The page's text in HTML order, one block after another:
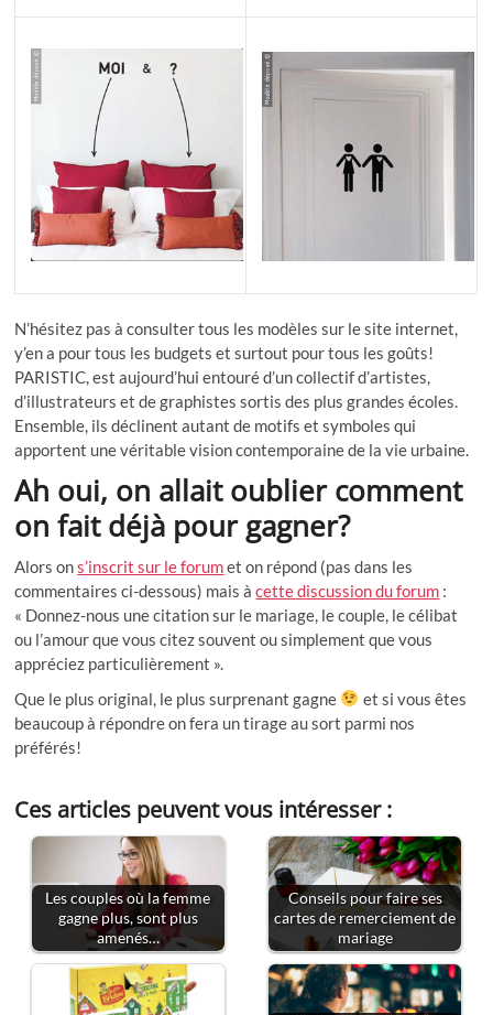
N’hésitez pas à consulter tous les modèles sur le site internet,
y’en a pour tous les budgets et surtout pour tous les goûts!
PARISTIC, est aujourd’hui entouré d’un collectif d’artistes,
d’illustrateurs et de graphistes sortis des plus grandes écoles.
Ensemble, ils déclinent autant de motifs et symboles qui
apportent une véritable vision contemporaine de la vie urbaine.
Ah oui, on allait oublier comment
on fait déjà pour gagner?
Alors ons’inscrit sur le forumet on répond (pas dans les
commentaires ci-dessous) mais àcette discussion du forum :
« Donnez-nous une citation sur le mariage, le couple, le célibat
ou l’amour que vous citez souvent ou simplement que vous
appréciez particulièrement ».
Que le plus original, le plus surprenant gagne
et si vous êtes
beaucoup à répondre on fera un tirage au sort parmi nos
préférés!
Ces articles peuvent vous intéresser :
Les couples où la femme
gagne plus, sont plus
amenés…
Conseils pour faire ses
cartes de remerciement de
mariage